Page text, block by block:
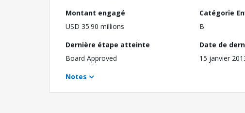
Montant engagé
USD 35.90 millions
Catégorie
B
Dernière étape atteinte
Board Approved
Date de
15 janvier
Notes